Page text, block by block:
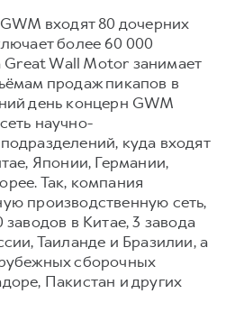
входят 80 дочерних
более 60 000
Great Wall Motor занимает
продаж пикапов в
день концерн GWM
научно-
куда входят
Японии, Германии,
Так, компания
производственную сеть,
заводов в Китае, 3 завода
Таиланде и Бразилии, а
сборочных
Пакистан и других